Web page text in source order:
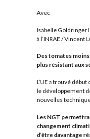
Avec
Isabelle Goldringer
à l’INRAE /Vincent
Des tomates
plus résistant aux
L’UE a trouvé
le développement
nouvelles
Les NGT
changement
d’être davantage